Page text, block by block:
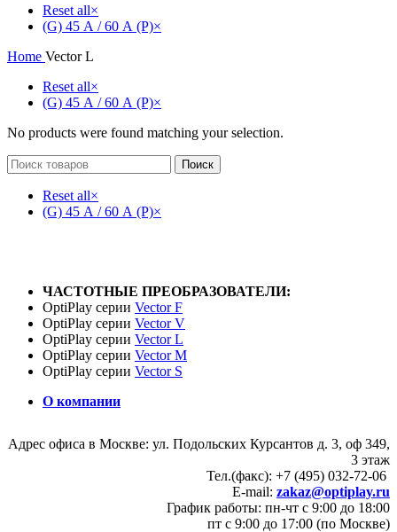
Reset all×
(G) 45 А / 60 А (P)×
Home Vector L
Reset all×
(G) 45 А / 60 А (P)×
No products were found matching your selection.
Поиск
Reset all×
(G) 45 А / 60 А (P)×
ЧАСТОТНЫЕ ПРЕОБРАЗОВАТЕЛИ:
OptiPlay серии Vector F
OptiPlay серии Vector V
OptiPlay серии Vector L
OptiPlay серии Vector M
OptiPlay серии Vector S
О компании
Адрес офиса в Москве: ул. Подольских Курсантов д. 3, оф 349,
3 этаж
Тел.(факс): +7 (495) 032-72-06
E-mail: zakaz@optiplay.ru
График работы: пн-чт с 9:00 до 18:00
пт с 9:00 до 17:00 (по Москве)